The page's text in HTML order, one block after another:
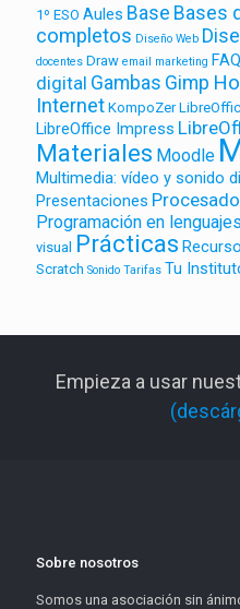
1º ESO Aules Base Bases
completos Diseño Web
docentes Draw email marketing FAQ
digital Gambas Gimp
Internet KompoZer
LibreOffice Impress
Materiales Moodle
Multimedia: vídeo y sonido
Presentaciones
Programación en
visual Prácticas
Scratch Sonido Tarifas Tu
Empieza a usar
Sobre nosotros
Somos una asociación sin